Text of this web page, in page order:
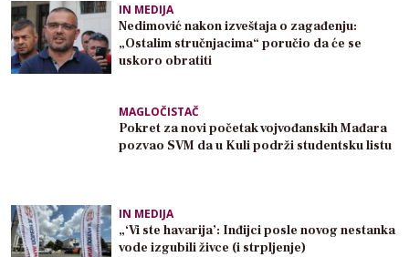
IN MEDIJA
Nedimović nakon izveštaja o zagađenju:
„Ostalim stručnjacima“ poručio da će se
uskoro obratiti
MAGLOČISTAČ
Pokret za novi početak vojvođanskih Mađara
pozvao SVM da u Kuli podrži studentsku listu
IN MEDIJA
„‘Vi ste havarija’: Inđijci posle novog nestanka
vode izgubili živce (i strpljenje)